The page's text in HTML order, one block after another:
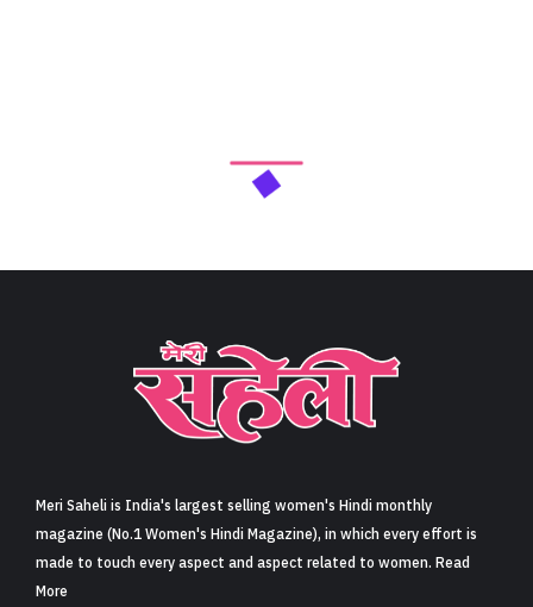
Meri Saheli is India's largest selling women's Hindi monthly
magazine (No.1 Women's Hindi Magazine), in which every effort is
made to touch every aspect and aspect related to women. Read
More